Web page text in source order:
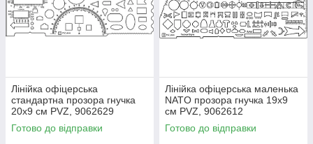
Лінійка офіцерська
стандартна прозора гнучка
20х9 см PVZ, 9062629
Готово до відправки
Лінійка офіцерська маленька
NATO прозора гнучка 19х9
см PVZ, 9062612
Готово до відправки